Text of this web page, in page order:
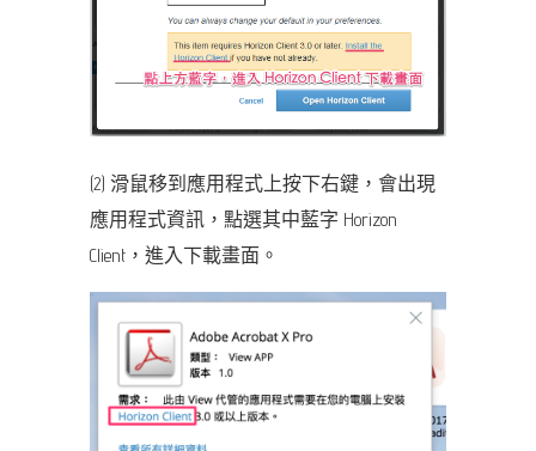
(2) 滑鼠移到應用程式上按下右鍵，會出現
應用程式資訊，點選其中藍字 Horizon
Client，進入下載畫面。